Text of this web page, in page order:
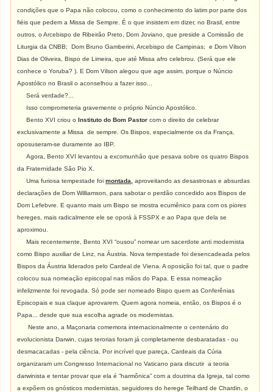
condições que o Papa não colocou, como o conhecimento do latim por parte dos
fiéis que pedem a Missa de Sempre. É o que insistem em dizer, no Brasil, entre
outros, o Arcebispo de Ribeirão Preto, Dom Joviano, que preside a Comissão de
Liturgia da CNBB; Dom Bruno Gamberini, Arcebispo de Campinas; e Dom Vilson
Dias de Oliveira, Bispo de Limeira, que até Missa afro celebrou. (Será que ele
conhece o Yoruba? ). E Dom Vilson alegou que age assim, porque o Núncio
Apostólico no Brasil o aconselhou a fazer isso...
Será verdade?...
Isso comprometeria gravemente o próprio Núncio Apostólico.
Bento XVI criou oInstituto do Bom Pastor com o direito de celebrar
exclusivamente a Missa de sempre. Os Bispos, especialmente os da França,
oposuseram-se duramente ao IBP.
Agora, Bento XVI levantou a excomunhão que pesava sobre os quatro Bispos
da Fraternidade São Pio X.
Uma furiosa tempestade foimontada,
aproveitando as desastrosas e absurdas
declarações de Dom Williamson, para sabotar o perdão concedido aos Bispos de
Dom Lefebvre. E quanto mais um Bispo se mostra ecumênico para com os piores
hereges, mais radicalmente ele se oporá à FSSPX e ao Papa que dela se
aproximou.
Mais recentemente, Bento XVI “ousou” nomear um sacerdote anti modernista
como Bispo auxiliar de Linz, na Áustria. Nova tempestade foi desencadeada pelos
Bispos da Áustria liderados pelo Cardeal de Viena. A oposição foi tal, que o padre
colocou sua nomeação episcopal nas mãos do Papa. E essa nomeação
infelizmente foi revogada. Só pode ser nomeado Bispo quem as Conferênias
Episcopais e sua claque aprovarem. Quem agora nomeia, então, os Bispos é o
Papa... desde que sua escolha agrade os modernistas.
Neste ano, a Maçonaria comemora internacionalmente o centenário do
evolucionista Darwin, cujas terorias foram já completamente desbaratadas - ou
desmacacadas - pela ciência. Por incrível que pareça, Cardeais da Cúria
organizaram um Congresso Internacional no Vaticano para discutir a teoria
darwinista e tentar provar que ela é “harmônica” com a doutrina da Igreja, tal como
a expõem os gnósticos modernistas, seguidores do herege Teilhard de Chardin, o